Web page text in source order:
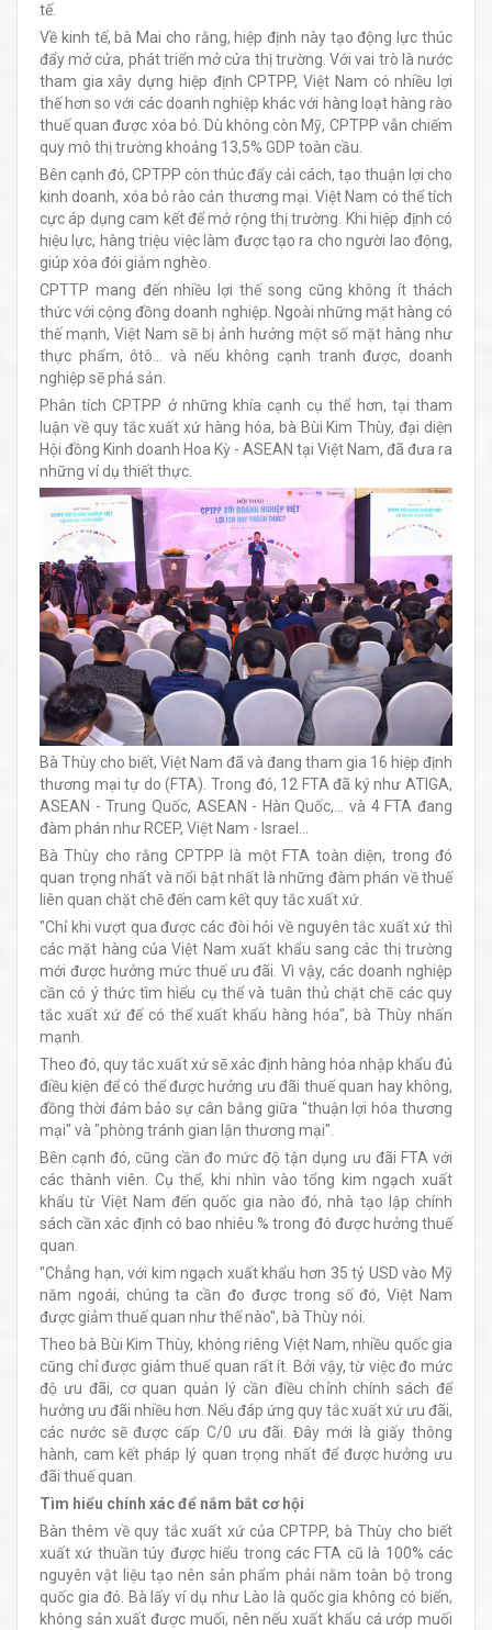
tế.
Về kinh tế, bà Mai cho rằng, hiệp định này tạo động lực thúc
đẩy mở cửa, phát triển mở cửa thị trường. Với vai trò là nước
tham gia xây dựng hiệp định CPTPP, Việt Nam có nhiều lợi
thế hơn so với các doanh nghiệp khác với hàng loạt hàng rào
thuế quan được xóa bỏ. Dù không còn Mỹ, CPTPP vẫn chiếm
quy mô thị trường khoảng 13,5% GDP toàn cầu.
Bên cạnh đó, CPTPP còn thúc đẩy cải cách, tạo thuận lợi cho
kinh doanh, xóa bỏ rào cản thương mại. Việt Nam có thể tích
cực áp dụng cam kết để mở rộng thị trường. Khi hiệp định có
hiệu lực, hàng triệu việc làm được tạo ra cho người lao động,
giúp xóa đói giảm nghèo.
CPTTP mang đến nhiều lợi thế song cũng không ít thách
thức với cộng đồng doanh nghiệp. Ngoài những mặt hàng có
thế mạnh, Việt Nam sẽ bị ảnh hưởng một số mặt hàng như
thực phẩm, ôtô... và nếu không cạnh tranh được, doanh
nghiệp sẽ phả sản.
Phân tích CPTPP ở những khía cạnh cụ thể hơn, tại tham
luận về quy tắc xuất xứ hàng hóa, bà Bùi Kim Thùy, đại diện
Hội đồng Kinh doanh Hoa Kỳ - ASEAN tại Việt Nam, đã đưa ra
những ví dụ thiết thực.
Bà Thùy cho biết, Việt Nam đã và đang tham gia 16 hiệp định
thương mại tự do (FTA). Trong đó, 12 FTA đã ký như ATIGA,
ASEAN - Trung Quốc, ASEAN - Hàn Quốc,... và 4 FTA đang
đàm phán như RCEP, Việt Nam - Israel...
Bà Thùy cho rằng CPTPP là một FTA toàn diện, trong đó
quan trọng nhất và nổi bật nhất là những đàm phán về thuế
liên quan chặt chẽ đến cam kết quy tắc xuất xứ.
"Chỉ khi vượt qua được các đòi hỏi về nguyên tắc xuất xứ thì
các mặt hàng của Việt Nam xuất khẩu sang các thị trường
mới được hưởng mức thuế ưu đãi. Vì vậy, các doanh nghiệp
cần có ý thức tìm hiểu cụ thể và tuân thủ chặt chẽ các quy
tắc xuất xứ để có thể xuất khẩu hàng hóa", bà Thùy nhấn
mạnh.
Theo đó, quy tắc xuất xứ sẽ xác định hàng hóa nhập khẩu đủ
điều kiện để có thể được hưởng ưu đãi thuế quan hay không,
đồng thời đảm bảo sự cân bằng giữa "thuận lợi hóa thương
mại" và "phòng tránh gian lận thương mại".
Bên cạnh đó, cũng cần đo mức độ tận dụng ưu đãi FTA với
các thành viên. Cụ thể, khi nhìn vào tổng kim ngạch xuất
khẩu từ Việt Nam đến quốc gia nào đó, nhà tạo lập chính
sách cần xác định có bao nhiêu % trong đó được hưởng thuế
quan.
"Chẳng hạn, với kim ngạch xuất khẩu hơn 35 tỷ USD vào Mỹ
năm ngoái, chúng ta cần đo được trong số đó, Việt Nam
được giảm thuế quan như thế nào", bà Thùy nói.
Theo bà Bùi Kim Thùy, không riêng Việt Nam, nhiều quốc gia
cũng chỉ được giảm thuế quan rất ít. Bởi vậy, từ việc đo mức
độ ưu đãi, cơ quan quản lý cần điều chỉnh chính sách để
hưởng ưu đãi nhiều hơn. Nếu đáp ứng quy tắc xuất xứ ưu đãi,
các nước sẽ được cấp C/0 ưu đãi. Đây mới là giấy thông
hành, cam kết pháp lý quan trọng nhất để được hưởng ưu
đãi thuế quan.
Tìm hiểu chính xác để nắm bắt cơ hội
Bàn thêm về quy tắc xuất xứ của CPTPP, bà Thùy cho biết
xuất xứ thuần túy được hiểu trong các FTA cũ là 100% các
nguyên vật liệu tạo nên sản phẩm phải nằm toàn bộ trong
quốc gia đó. Bà lấy ví dụ như Lào là quốc gia không có biển,
không sản xuất được muối, nên nếu xuất khẩu cá ướp muối